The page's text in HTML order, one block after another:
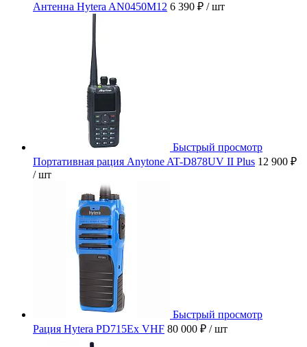
Антенна Hytera AN0450M12 6 390 ₽ / шт
Быстрый просмотр
Портативная рация Anytone AT-D878UV II Plus 12 900 ₽
/ шт
Быстрый просмотр
Рация Hytera PD715Ex VHF 80 000 ₽ / шт